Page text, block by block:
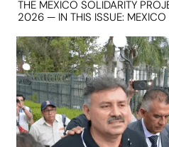
THE MEXICO SOLIDARITY
2026 — IN THIS ISSUE: